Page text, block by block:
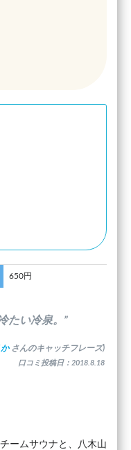
650円
たい冷泉。”
さんのキャッチフレーズ)
口コミ投稿日：2018.8.18
ームサウナと、八木山